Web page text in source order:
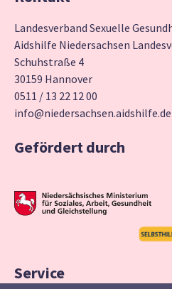
Landesverband Sexuelle
Aidshilfe Niedersachsen
Schuhstraße 4
30159 Hannover
0511 / 13 22 12 00
info@niedersachsen.aidshilfe.de
Gefördert durch
Service